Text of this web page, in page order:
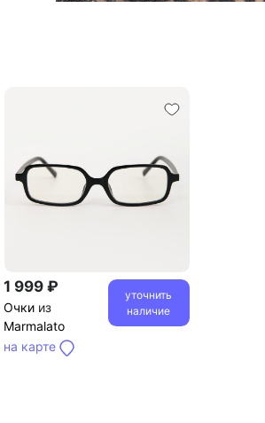
1 999 ₽
Очки из
Marmalato
на карте
уточнить
наличие